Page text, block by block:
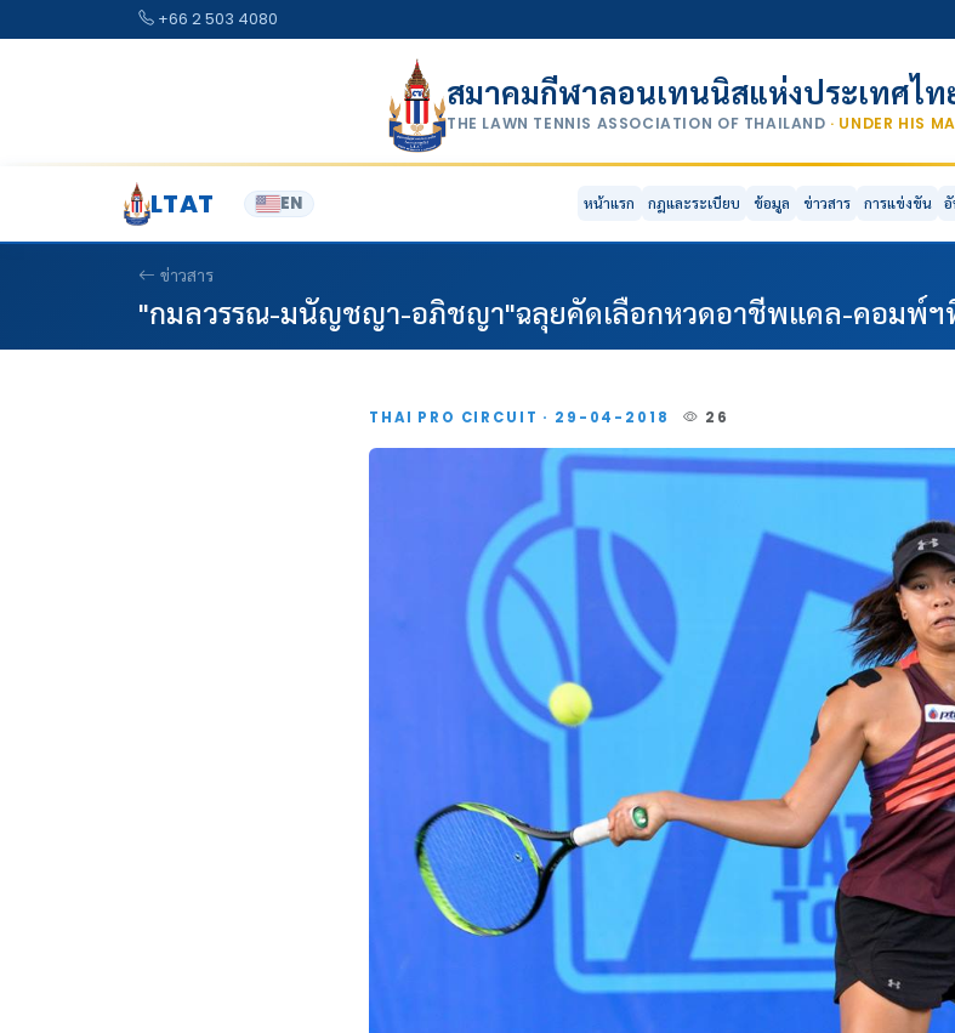
+66 2 503 4080
สมาคมกีฬาลอนเทนนิสแห่งประเทศไ
THE LAWN TENNIS ASSOCIATION OF THAILAND · UNDER HIS
LTAT EN หน้าแรก กฎและระเบียบ ข้อมูล ข่าวสาร การแข่งขัน
ข่าวสาร
"กมลวรรณ-มนัญชญา-อภิชญา"ฉลุยคัดเลือกหวดอาชีพแคล-คอมพ์ฯ
THAI PRO CIRCUIT · 29-04-2018 26